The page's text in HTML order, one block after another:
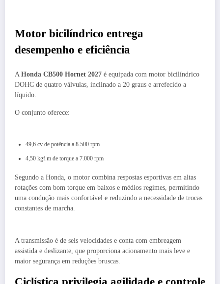
Motor bicilíndrico entrega
desempenho e eficiência
A Honda CB500 Hornet 2027 é equipada com motor bicilíndrico
DOHC de quatro válvulas, inclinado a 20 graus e arrefecido a
líquido.
O conjunto oferece:
49,6 cv de potência a 8.500 rpm
4,50 kgf.m de torque a 7.000 rpm
Segundo a Honda, o motor combina respostas esportivas em altas
rotações com bom torque em baixos e médios regimes, permitindo
uma condução mais confortável e reduzindo a necessidade de trocas
constantes de marcha.
A transmissão é de seis velocidades e conta com embreagem
assistida e deslizante, que proporciona acionamento mais leve e
maior segurança em reduções bruscas.